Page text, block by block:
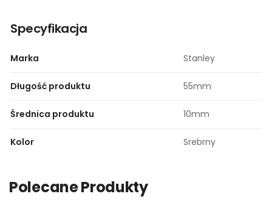
Specyfikacja
Marka Stanley
Długość produktu 55mm
Średnica produktu 10mm
Kolor Srebrny
Polecane Produkty